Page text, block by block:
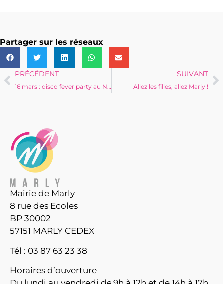
Partager sur les réseaux
PRÉCÉDENT
16 mars : disco fever party au Nec ! (évènement annulé)
SUIVANT
Allez les filles, allez Marly !
Mairie de Marly
8 rue des Ecoles
BP 30002
57151 MARLY CEDEX
Tél : 03 87 63 23 38
Horaires d’ouverture